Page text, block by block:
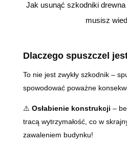
Jak usunąć szkodniki
musisz
Dlaczego spuszczel
To nie jest zwykły szkodnik –
spowodować poważne
⚠️ Osłabienie konstrukcji –
tracą wytrzymałość, co w
zawaleniem budynku!